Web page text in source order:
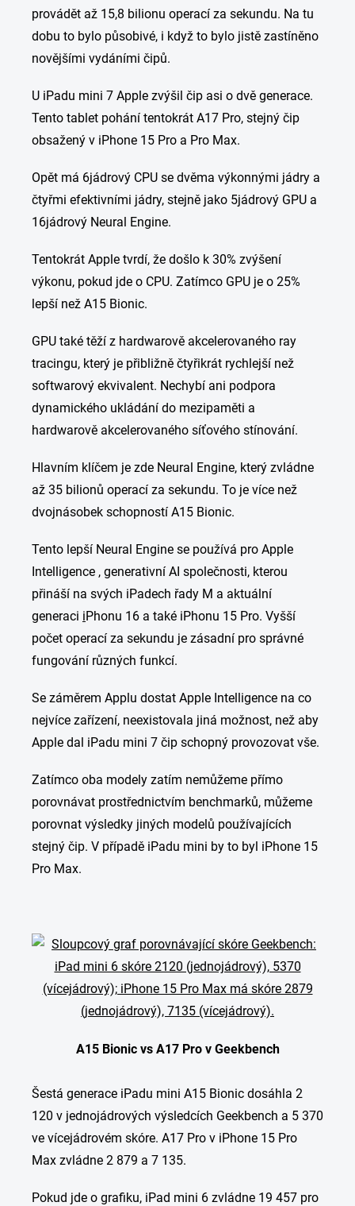
provádět až 15,8 bilionu operací za sekundu. Na tu
dobu to bylo působivé, i když to bylo jistě zastíněno
novějšími vydáními čipů.
U iPadu mini 7 Apple zvýšil čip asi o dvě generace.
Tento tablet pohání tentokrát A17 Pro, stejný čip
obsažený v iPhone 15 Pro a Pro Max.
Opět má 6jádrový CPU se dvěma výkonnými jádry a
čtyřmi efektivními jádry, stejně jako 5jádrový GPU a
16jádrový Neural Engine.
Tentokrát Apple tvrdí, že došlo k 30% zvýšení
výkonu, pokud jde o CPU. Zatímco GPU je o 25%
lepší než A15 Bionic.
GPU také těží z hardwarově akcelerovaného ray
tracingu, který je přibližně čtyřikrát rychlejší než
softwarový ekvivalent. Nechybí ani podpora
dynamického ukládání do mezipaměti a
hardwarově akcelerovaného síťového stínování.
Hlavním klíčem je zde Neural Engine, který zvládne
až 35 bilionů operací za sekundu. To je více než
dvojnásobek schopností A15 Bionic.
Tento lepší Neural Engine se používá pro Apple
Intelligence , generativní AI společnosti, kterou
přináší na svých iPadech řady M a aktuální
generaci iPhonu 16 a také iPhonu 15 Pro. Vyšší
počet operací za sekundu je zásadní pro správné
fungování různých funkcí.
Se záměrem Applu dostat Apple Intelligence na co
nejvíce zařízení, neexistovala jiná možnost, než aby
Apple dal iPadu mini 7 čip schopný provozovat vše.
Zatímco oba modely zatím nemůžeme přímo
porovnávat prostřednictvím benchmarků, můžeme
porovnat výsledky jiných modelů používajících
stejný čip. V případě iPadu mini by to byl iPhone 15
Pro Max.
A15 Bionic vs A17 Pro v Geekbench
Šestá generace iPadu mini A15 Bionic dosáhla 2
120 v jednojádrových výsledcích Geekbench a 5 370
ve vícejádrovém skóre. A17 Pro v iPhone 15 Pro
Max zvládne 2 879 a 7 135.
Pokud jde o grafiku, iPad mini 6 zvládne 19 457 pro